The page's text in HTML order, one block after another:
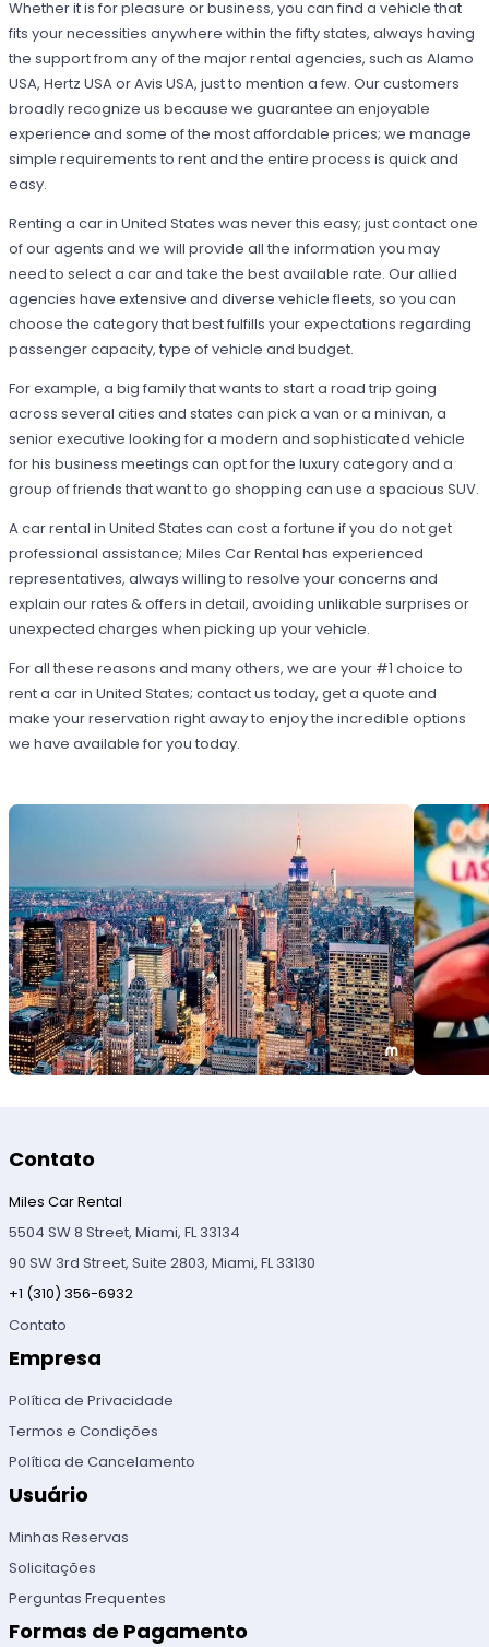
Whether it is for pleasure or business, you can find a vehicle that
fits your necessities anywhere within the fifty states, always having
the support from any of the major rental agencies, such as Alamo
USA, Hertz USA or Avis USA, just to mention a few. Our customers
broadly recognize us because we guarantee an enjoyable
experience and some of the most affordable prices; we manage
simple requirements to rent and the entire process is quick and
easy.
Renting a car in United States was never this easy; just contact one
of our agents and we will provide all the information you may
need to select a car and take the best available rate. Our allied
agencies have extensive and diverse vehicle fleets, so you can
choose the category that best fulfills your expectations regarding
passenger capacity, type of vehicle and budget.
For example, a big family that wants to start a road trip going
across several cities and states can pick a van or a minivan, a
senior executive looking for a modern and sophisticated vehicle
for his business meetings can opt for the luxury category and a
group of friends that want to go shopping can use a spacious SUV.
A car rental in United States can cost a fortune if you do not get
professional assistance; Miles Car Rental has experienced
representatives, always willing to resolve your concerns and
explain our rates & offers in detail, avoiding unlikable surprises or
unexpected charges when picking up your vehicle.
For all these reasons and many others, we are your #1 choice to
rent a car in United States; contact us today, get a quote and
make your reservation right away to enjoy the incredible options
we have available for you today.
Contato
Miles Car Rental
5504 SW 8 Street, Miami, FL 33134
90 SW 3rd Street, Suite 2803, Miami, FL 33130
+1 (310) 356-6932
Contato
Empresa
Política de Privacidade
Termos e Condições
Política de Cancelamento
Usuário
Minhas Reservas
Solicitações
Perguntas Frequentes
Formas de Pagamento